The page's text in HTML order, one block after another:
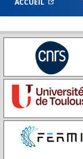
ACCUEIL